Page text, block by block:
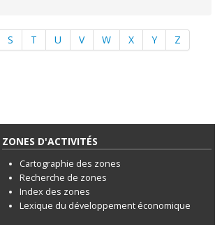
S T U V W X Y Z
ZONES D'ACTIVITÉS
Cartographie des zones
Recherche de zones
Index des zones
Lexique du développement économique